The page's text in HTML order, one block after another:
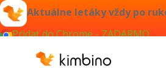
Aktuálne letáky vždy po
Pridať do Chrome - ZADARMO